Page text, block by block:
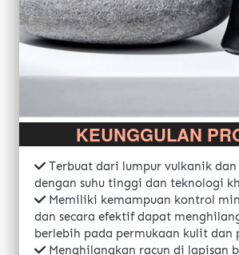
KEUNGGULAN
Terbuat dari lumpur vulkanik
dengan suhu tinggi dan teknologi
Memiliki kemampuan kontrol
dan secara efektif dapat
berlebih pada permukaan kulit dan
Menghilangkan racun di lapisan